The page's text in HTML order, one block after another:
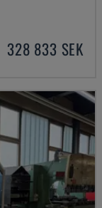
328 833 SEK